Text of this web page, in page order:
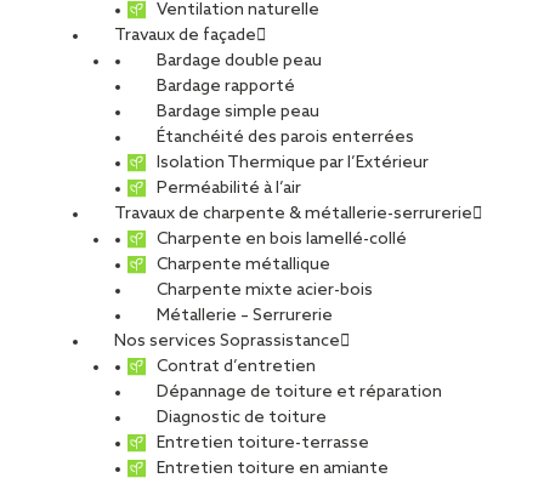
Ventilation naturelle
Travaux de façade
Bardage double peau
Bardage rapporté
Bardage simple peau
Étanchéité des parois enterrées
Isolation Thermique par l’Extérieur
Perméabilité à l’air
Travaux de charpente & métallerie-serrurerie
Charpente en bois lamellé-collé
Charpente métallique
Charpente mixte acier-bois
Métallerie – Serrurerie
Nos services Soprassistance
Contrat d’entretien
Dépannage de toiture et réparation
Diagnostic de toiture
Entretien toiture-terrasse
Entretien toiture en amiante